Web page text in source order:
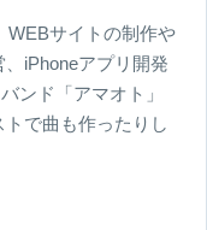
WEBサイトの制作や
iPhoneアプリ開発
ンド「アマオト」
トで曲も作ったりし